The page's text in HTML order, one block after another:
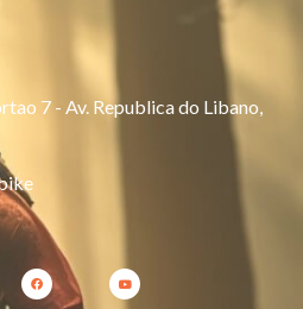
7 - Av. Republica do Libano,